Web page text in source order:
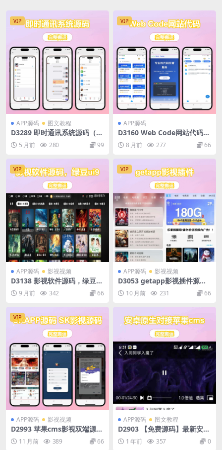
VIP
APP源码 图文教程
D3289 即时通讯系统源码（T
hinkPHP+Workerman+Vu
e.js）支持红包收发/分销体
系/多端适配
5 月前 280 99
VIP
APP源码
D3160 Web Code网站代码一
键开发(IAPP源码)
8 月前 277 66
VIP
APP源码 影视视频
D3138 影视软件源码，绿豆ui
9，310版本
9 月前 342 66
VIP
APP源码 影视视频
D3053 getapp影视插件源码
反编译APP附教程
10 月前 231 66
VIP
APP源码 影视视频
D2993 苹果cms影视双端源码
SKAPP源码 SK影视源码
11 月前 389 66
APP源码 图文教程
D2903 【免费源码】最新安卓
原生对接苹果cms App后端+a
pp 1 年前 357 0